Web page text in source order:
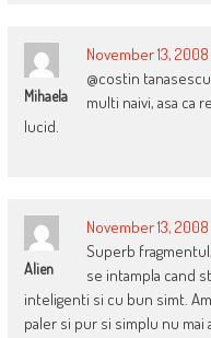
Mihaela
November 13, 2008
@costin
multi naivi, asa ca
lucid.
Alien
November 13, 2008
Superb
se intampla cand
inteligenti si cu bun simt.
paler si pur si simplu nu mai